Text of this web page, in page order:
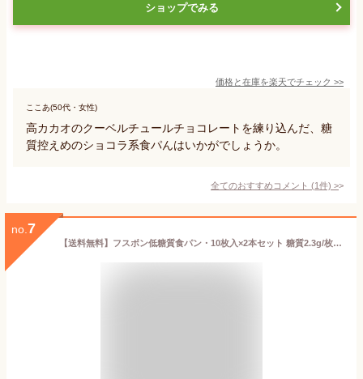
ショップでみる
価格と在庫を楽天でチェック >>
ここあ(50代・女性)
高カカオのクーベルチュールチョコレートを練り込んだ、糖
質控えめのショコラ系食パんはいかがでしょうか。
全てのおすすめコメント (1件) >
no. 7
【送料無料】フスボン低糖質食パン・10枚入×2本セット 糖質2.3g/枚 | ふすまパン 低糖質パン 低糖質 糖質制限 ロカボ 糖質オフ 大豆パン 無添加 有機ふすま使用 高タンパク 食品 手作り ケトジェニックダイエット 天然甘味料のみ使用 食パン 大豆粉 ダイエット 置き換え